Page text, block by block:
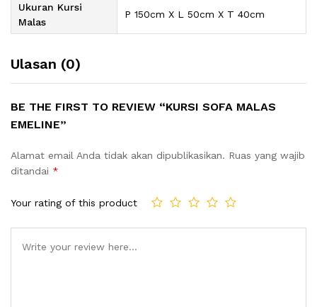
Ukuran Kursi
Malas
P 150cm X L 50cm X T 40cm
Ulasan (0)
BE THE FIRST TO REVIEW “KURSI SOFA MALAS
EMELINE”
Alamat email Anda tidak akan dipublikasikan. Ruas yang wajib
ditandai *
Your rating of this product